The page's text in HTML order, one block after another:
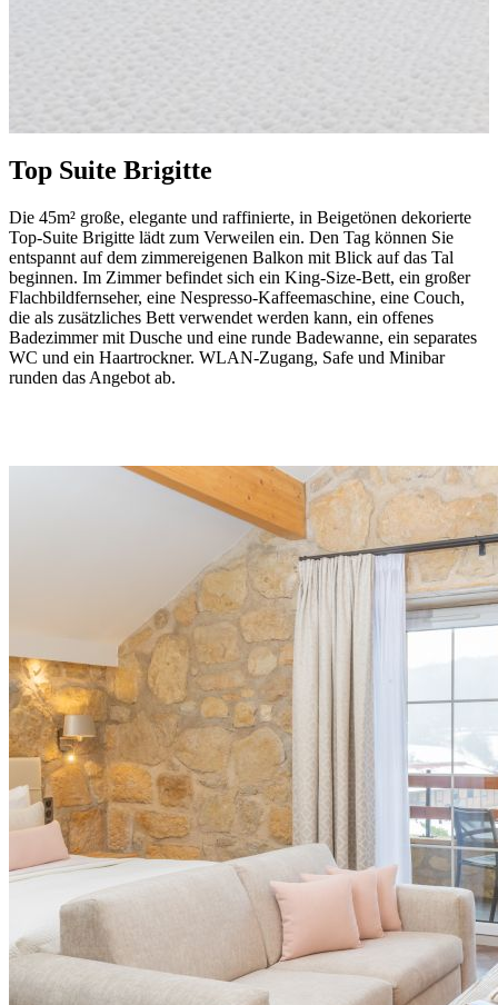
Top Suite Brigitte
Die 45m² große, elegante und raffinierte, in Beigetönen dekorierte
Top-Suite Brigitte lädt zum Verweilen ein. Den Tag können Sie
entspannt auf dem zimmereigenen Balkon mit Blick auf das Tal
beginnen. Im Zimmer befindet sich ein King-Size-Bett, ein großer
Flachbildfernseher, eine Nespresso-Kaffeemaschine, eine Couch,
die als zusätzliches Bett verwendet werden kann, ein offenes
Badezimmer mit Dusche und eine runde Badewanne, ein separates
WC und ein Haartrockner. WLAN-Zugang, Safe und Minibar
runden das Angebot ab.